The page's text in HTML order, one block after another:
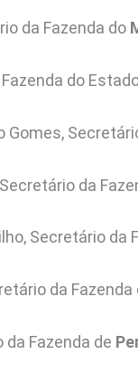
da Fazenda do
do
Gomes,
da
Secretário da
da Fazenda
Fazenda de